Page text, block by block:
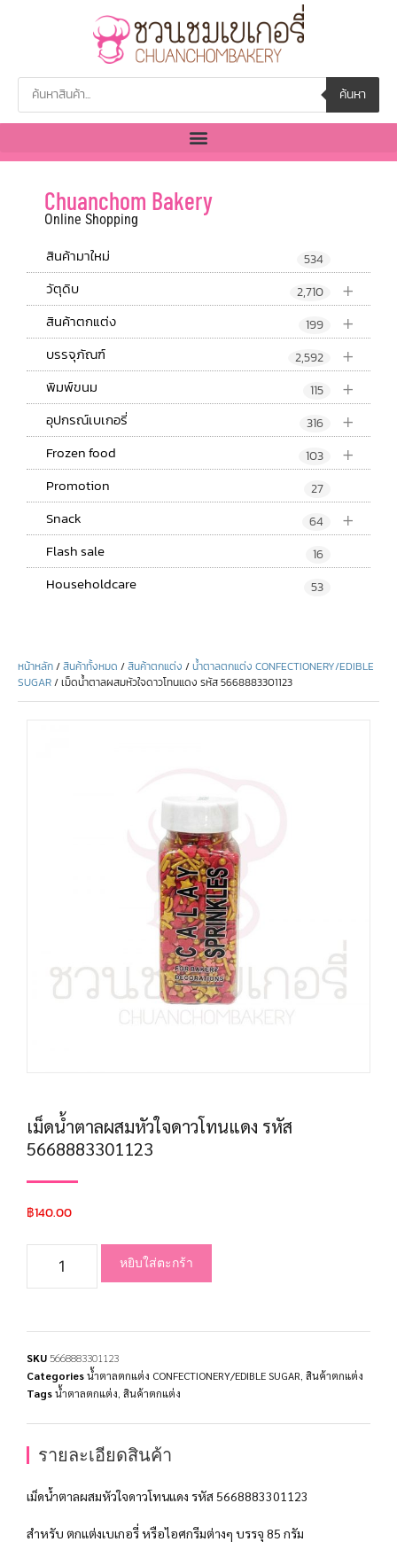
ค้นหา
Chuanchom Bakery
Online Shopping
สินค้ามาใหม่ 534
+
วัตุดิบ 2,710
+
สินค้าตกแต่ง 199
+
บรรจุภัณฑ์ 2,592
+
พิมพ์ขนม 115
+
อุปกรณ์เบเกอรี่ 316
+
Frozen food 103
Promotion 27
+
Snack 64
Flash sale 16
Householdcare 53
หน้าหลัก/สินค้าทั้งหมด /สินค้าตกแต่ง /น้ำตาลตกแต่ง CONFECTIONERY/EDIBLE
SUGAR/ เม็ดน้ำตาลผสมหัวใจดาวโทนแดง รหัส 5668883301123
เม็ดน้ำตาลผสมหัวใจดาวโทนแดง รหัส
5668883301123
฿140.00
หยิบใส่ตะกร้า
SKU5668883301123
Categoriesน้ำตาลตกแต่ง CONFECTIONERY/EDIBLE SUGAR สินค้าตกแต่ง
Tagsน้ำตาลตกแต่ง สินค้าตกแต่ง
รายละเอียดสินค้า
เม็ดน้ำตาลผสมหัวใจดาวโทนแดง รหัส 5668883301123
สำหรับ ตกแต่งเบเกอรี่ หรือไอศกรีมต่างๆ บรรจุ 85 กรัม